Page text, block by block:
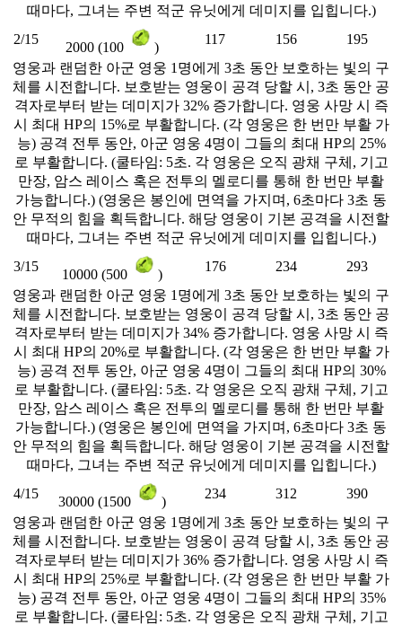
때마다, 그녀는 주변 적군 유닛에게 데미지를 입힙니다.)
2/15
2000 (100 )
117 156
195
영웅과 랜덤한 아군 영웅 1명에게 3초 동안 보호하는 빛의 구
체를 시전합니다. 보호받는 영웅이 공격 당할 시, 3초 동안 공
격자로부터 받는 데미지가 32% 증가합니다. 영웅 사망 시 즉
시 최대 HP의 15%로 부활합니다. (각 영웅은 한 번만 부활 가
능) 공격 전투 동안, 아군 영웅 4명이 그들의 최대 HP의 25%
로 부활합니다. (쿨타임: 5초. 각 영웅은 오직 광채 구체, 기고
만장, 암스 레이스 혹은 전투의 멜로디를 통해 한 번만 부활
가능합니다.) (영웅은 봉인에 면역을 가지며, 6초마다 3초 동
안 무적의 힘을 획득합니다. 해당 영웅이 기본 공격을 시전할
때마다, 그녀는 주변 적군 유닛에게 데미지를 입힙니다.)
3/15
10000 (500 )
176 234
293
영웅과 랜덤한 아군 영웅 1명에게 3초 동안 보호하는 빛의 구
체를 시전합니다. 보호받는 영웅이 공격 당할 시, 3초 동안 공
격자로부터 받는 데미지가 34% 증가합니다. 영웅 사망 시 즉
시 최대 HP의 20%로 부활합니다. (각 영웅은 한 번만 부활 가
능) 공격 전투 동안, 아군 영웅 4명이 그들의 최대 HP의 30%
로 부활합니다. (쿨타임: 5초. 각 영웅은 오직 광채 구체, 기고
만장, 암스 레이스 혹은 전투의 멜로디를 통해 한 번만 부활
가능합니다.) (영웅은 봉인에 면역을 가지며, 6초마다 3초 동
안 무적의 힘을 획득합니다. 해당 영웅이 기본 공격을 시전할
때마다, 그녀는 주변 적군 유닛에게 데미지를 입힙니다.)
4/15
30000 (1500 )
234 312
390
영웅과 랜덤한 아군 영웅 1명에게 3초 동안 보호하는 빛의 구
체를 시전합니다. 보호받는 영웅이 공격 당할 시, 3초 동안 공
격자로부터 받는 데미지가 36% 증가합니다. 영웅 사망 시 즉
시 최대 HP의 25%로 부활합니다. (각 영웅은 한 번만 부활 가
능) 공격 전투 동안, 아군 영웅 4명이 그들의 최대 HP의 35%
로 부활합니다. (쿨타임: 5초. 각 영웅은 오직 광채 구체, 기고